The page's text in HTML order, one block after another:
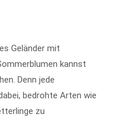
Geländer mit
kannst
Denn jede
bedrohte Arten wie
zu